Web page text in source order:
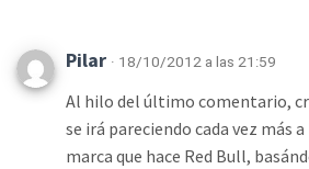
Pilar · 18/10/2012 a las 21:59
Al hilo del último comentario,
se irá pareciendo cada vez más
marca que hace Red Bull,